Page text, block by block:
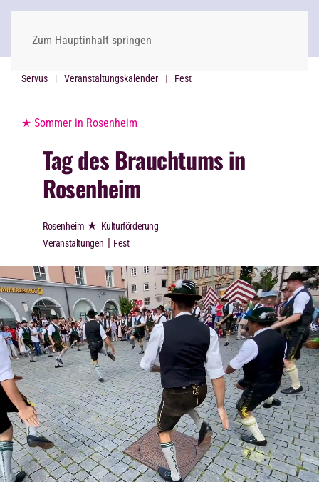
Zum Hauptinhalt springen
Servus Veranstaltungskalender Fest
★ Sommer in Rosenheim
Tag des Brauchtums in
Rosenheim
Rosenheim ★ Kulturförderung
Veranstaltungen | Fest